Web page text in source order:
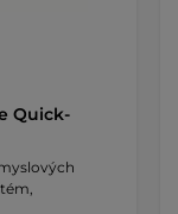
Quick-